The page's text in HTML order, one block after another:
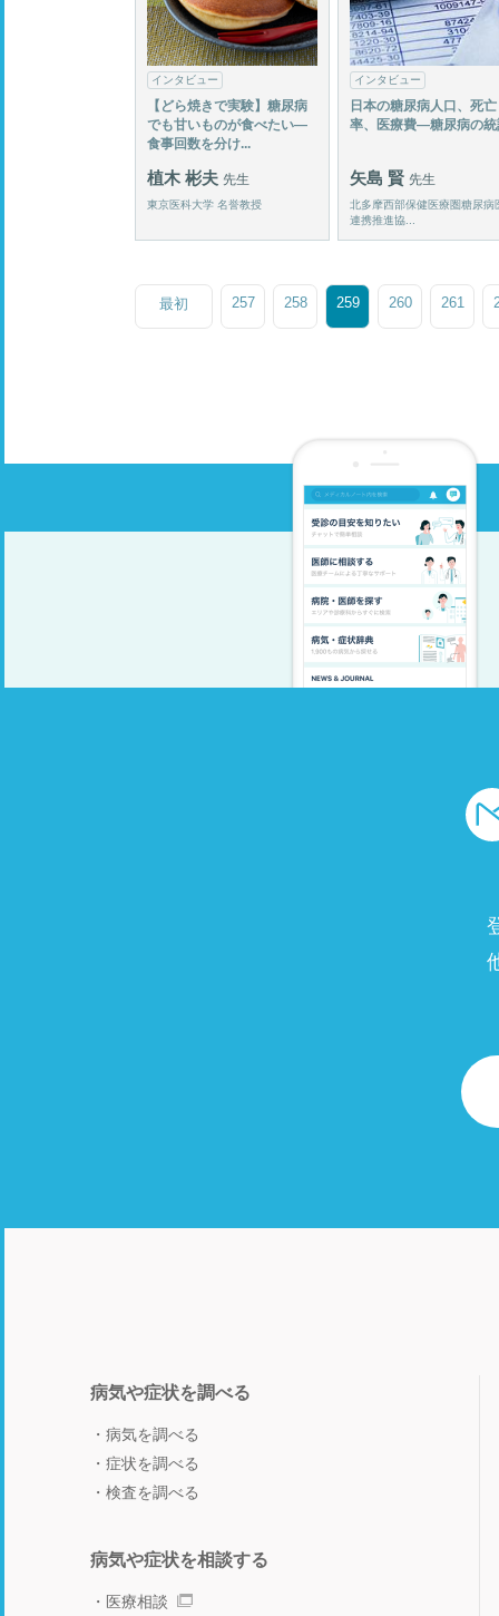
インタビュー
【どら焼きで実験】糖尿病
でも甘いものが食べたい―
食事回数を分け...
植木 彬夫 先生
東京医科大学 名誉教授
インタビュー
日本の糖尿病人口、死亡
率、医療費―糖尿病の統
矢島 賢 先生
北多摩西部保健医療圏糖尿病
連携推進協...
最初 257 258 259 260 261
病気や症状を調べる
病気を調べる
症状を調べる
検査を調べる
病気や症状を相談する
医療相談